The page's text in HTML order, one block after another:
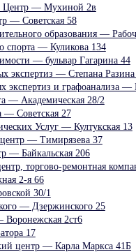
Центр — Мухиной 2в
— Советская 58
образования —
спорта — Куликова 134
— бульвар Гагарина 44
экспертиз — Степана
экспертиз и графоанализа —
— Академическая 28/2
— Советская 27
Услуг — Култукская 13
— Тимирязева 37
— Байкальская 206
торгово-ремонтная
2-я 66
30/1
— Дзержинского 25
2ст6
17
центр — Карла Маркса 41Б